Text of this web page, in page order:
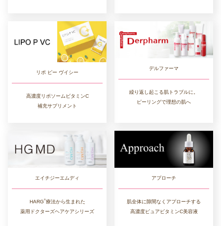
リポ ピー ヴイシー
高濃度リポソームビタミンC
補充サプリメント
デルファーマ
繰り返し起こる肌トラブルに。
ピーリングで理想の肌へ
エイチジーエムディ
HARG®︎療法から生まれた
薬用ドクターズヘアケアシリーズ
アプローチ
肌全体に隙間なくアプローチする
高濃度ピュアビタミンC美容液